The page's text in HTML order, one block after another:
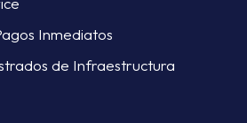
Inmediatos
de Infraestructura